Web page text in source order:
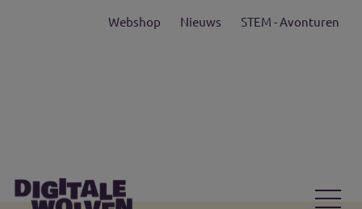
Webshop Nieuws STEM - Avonturen